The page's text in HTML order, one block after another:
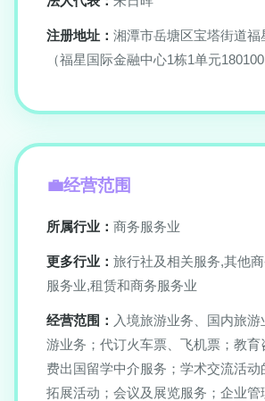
注册地址： 湘潭市岳塘区宝塔街道福
（福星国际金融中心1栋1单元
经营范围
所属行业： 商务服务业
更多行业： 旅行社及相关服务,其他
服务业,租赁和商务服务业
经营范围： 入境旅游业务、国内旅
游业务；代订火车票、飞机票；教育
费出国留学中介服务；学术交流活动
拓展活动；会议及展览服务；企业管